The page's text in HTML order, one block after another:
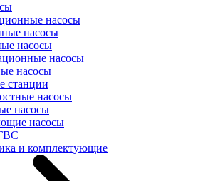
насосы
насосы
насосы
насосы
насосы
станции
насосы
насосы
насосы
и комплектующие